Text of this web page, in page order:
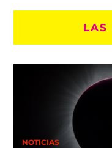
LAS
NOTICIAS